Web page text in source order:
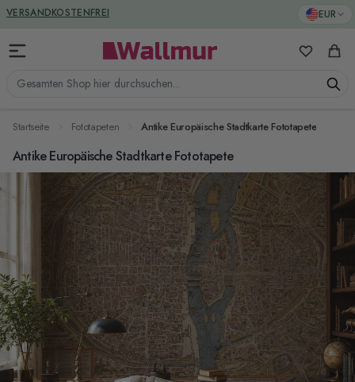
Zum Inhalt springen EUR
Gesamten Shop hier durchsuchen...
Meine
VERSANDKOSTENFREI
GREENGUARD ZERTIFIZIERT
Startseite Fototapeten Antike Europäische Stadtkarte Fototapete
Antike Europäische Stadtkarte Fototapete